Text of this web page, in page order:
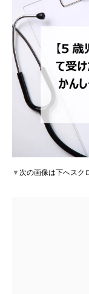
▼次の画像は下へスク